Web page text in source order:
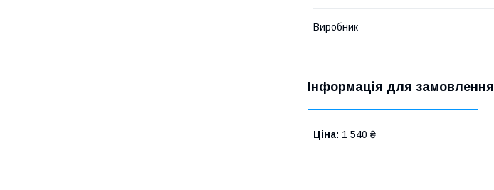
Виробник
Інформація для замовлення
Ціна: 1 540 ₴